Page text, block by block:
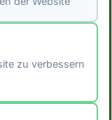
zu verbessern